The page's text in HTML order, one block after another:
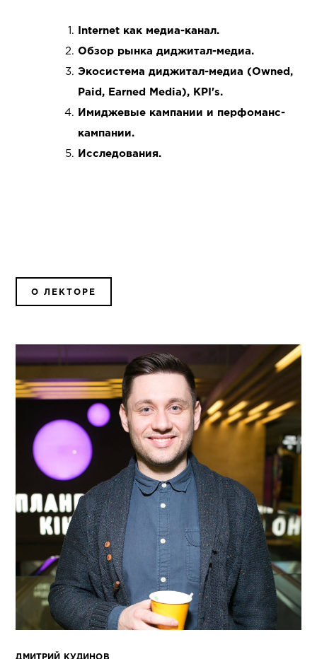
Internet как медиа-канал.
Обзор рынка диджитал-медиа.
Экосистема диджитал-медиа (Owned,
Paid, Earned Media), KPI's.
Имиджевые кампании и перфоманс-
кампании.
Исследования.
О ЛЕКТОРЕ
ДМИТРИЙ КУДИНОВ